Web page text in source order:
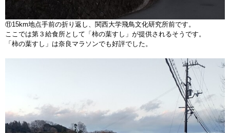
⑪15km地点手前の折り返し、関西大学飛鳥文化研究所前です。
ここでは第３給食所として「柿の葉すし」が提供されるそうです。
「柿の葉すし」は奈良マラソンでも好評でした。